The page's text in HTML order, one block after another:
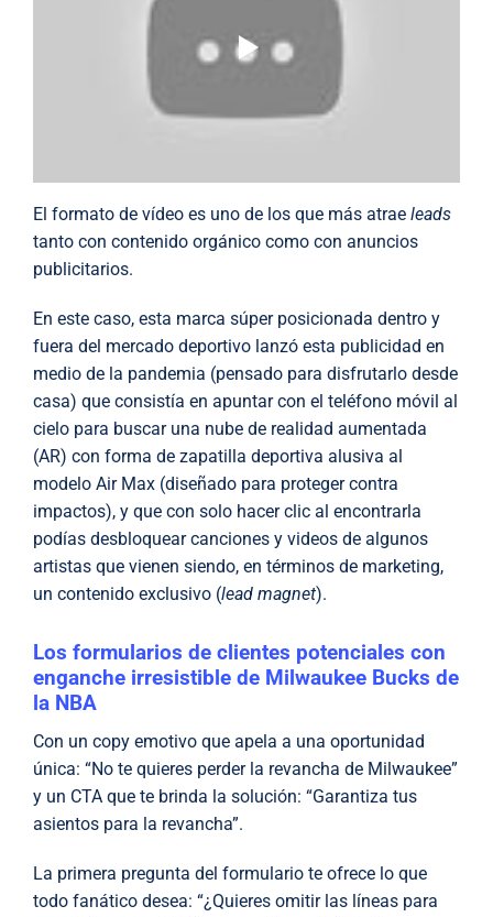
El formato de vídeo es uno de los que más atrae leads
tanto con contenido orgánico como con anuncios
publicitarios.
En este caso, esta marca súper posicionada dentro y
fuera del mercado deportivo lanzó esta publicidad en
medio de la pandemia (pensado para disfrutarlo desde
casa) que consistía en apuntar con el teléfono móvil al
cielo para buscar una nube de realidad aumentada
(AR) con forma de zapatilla deportiva alusiva al
modelo Air Max (diseñado para proteger contra
impactos), y que con solo hacer clic al encontrarla
podías desbloquear canciones y videos de algunos
artistas que vienen siendo, en términos de marketing,
un contenido exclusivo (lead magnet).
Los formularios de clientes potenciales con
enganche irresistible de Milwaukee Bucks de
la NBA
Con un copy emotivo que apela a una oportunidad
única: “No te quieres perder la revancha de Milwaukee”
y un CTA que te brinda la solución: “Garantiza tus
asientos para la revancha”.
La primera pregunta del formulario te ofrece lo que
todo fanático desea: “¿Quieres omitir las líneas para